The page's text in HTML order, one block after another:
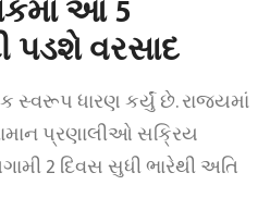
આ 5
પડશે વરસાદ
સ્વરૂપ ધારણ કર્યું છે. રાજ્યમાં
પ્રણાલીઓ સક્રિય
2 દિવસ સુધી ભારેથી અતિ